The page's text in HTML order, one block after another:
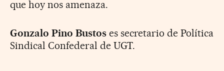
que hoy nos amenaza.
Gonzalo Pino Bustoses secretario de Política
Sindical Confederal de UGT.